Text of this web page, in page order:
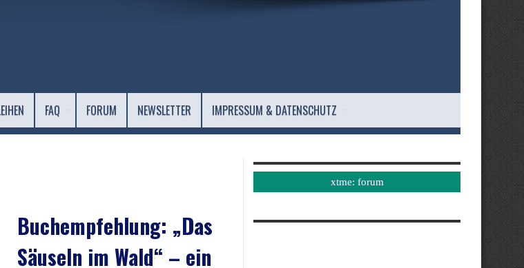
FAQ FORUM NEWSLETTER IMPRESSUM & DATENSCHUTZ
Buchempfehlung: „Das
Säuseln im Wald“ – ein
xtme: forum